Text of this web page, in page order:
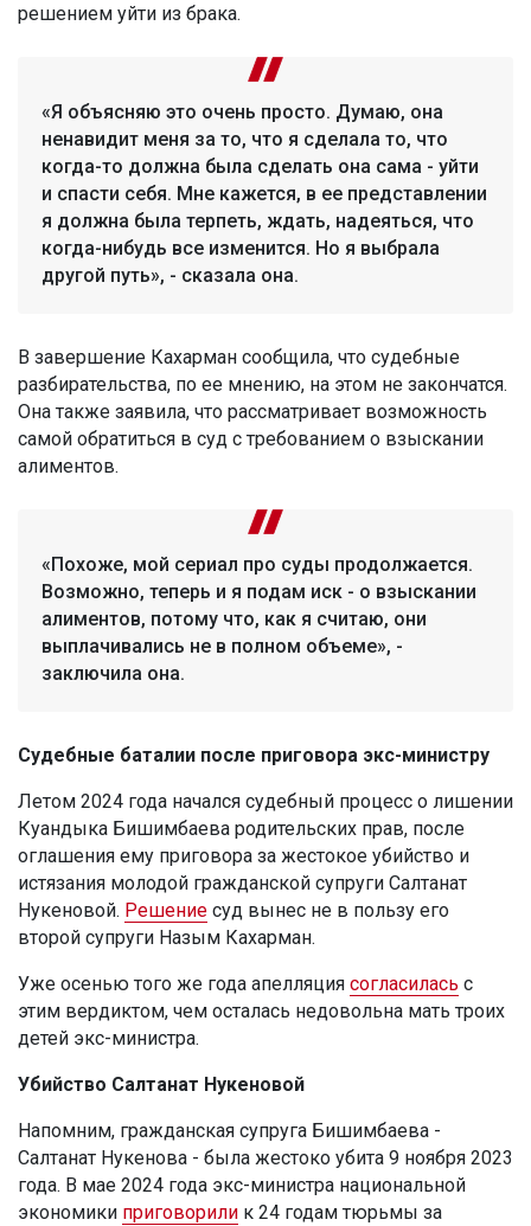
решением уйти из брака.
«Я объясняю это очень просто. Думаю, она
ненавидит меня за то, что я сделала то, что
когда-то должна была сделать она сама - уйти
и спасти себя. Мне кажется, в ее представлении
я должна была терпеть, ждать, надеяться, что
когда-нибудь все изменится. Но я выбрала
другой путь», - сказала она.
В завершение Кахарман сообщила, что судебные
разбирательства, по ее мнению, на этом не закончатся.
Она также заявила, что рассматривает возможность
самой обратиться в суд с требованием о взыскании
алиментов.
«Похоже, мой сериал про суды продолжается.
Возможно, теперь и я подам иск - о взыскании
алиментов, потому что, как я считаю, они
выплачивались не в полном объеме», -
заключила она.
Судебные баталии после приговора экс-министру
Летом 2024 года начался судебный процесс о лишении
Куандыка Бишимбаева родительских прав, после
оглашения ему приговора за жестокое убийство и
истязания молодой гражданской супруги Салтанат
Нукеновой. Решение суд вынес не в пользу его
второй супруги Назым Кахарман.
Уже осенью того же года апелляция согласилась с
этим вердиктом, чем осталась недовольна мать троих
детей экс-министра.
Убийство Салтанат Нукеновой
Напомним, гражданская супруга Бишимбаева -
Салтанат Нукенова - была жестоко убита 9 ноября 2023
года. В мае 2024 года экс-министра национальной
экономики приговорили к 24 годам тюрьмы за